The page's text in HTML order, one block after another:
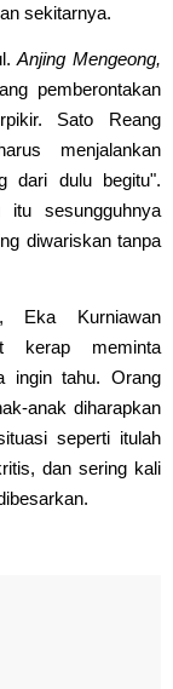
sekitarnya.
Anjing Mengeong,
pemberontakan
Sato Reang
menjalankan
dari dulu begitu".
itu sesungguhnya
diwariskan tanpa
Eka Kurniawan
kerap meminta
ingin tahu. Orang
anak diharapkan
seperti itulah
dan sering kali